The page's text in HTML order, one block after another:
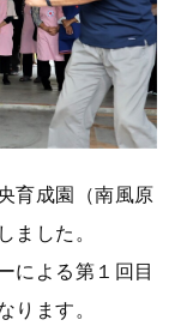
育成園（南風原
ました。
による第１回目
ります。